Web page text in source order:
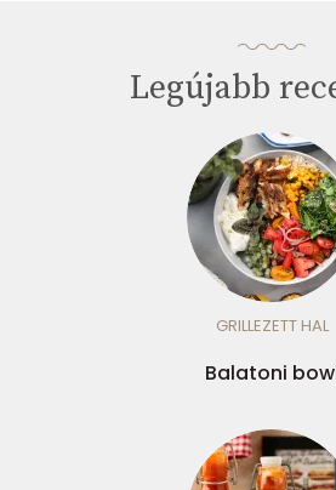
Legújabb
GRILLEZETT HAL
Balatoni